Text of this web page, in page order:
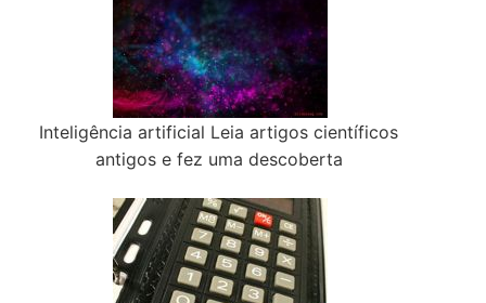
Inteligência artificial Leia artigos científicos
antigos e fez uma descoberta